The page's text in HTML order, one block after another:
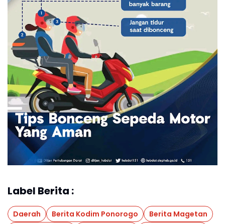
Label Berita :
Daerah Berita Kodim Ponorogo
Berita Magetan